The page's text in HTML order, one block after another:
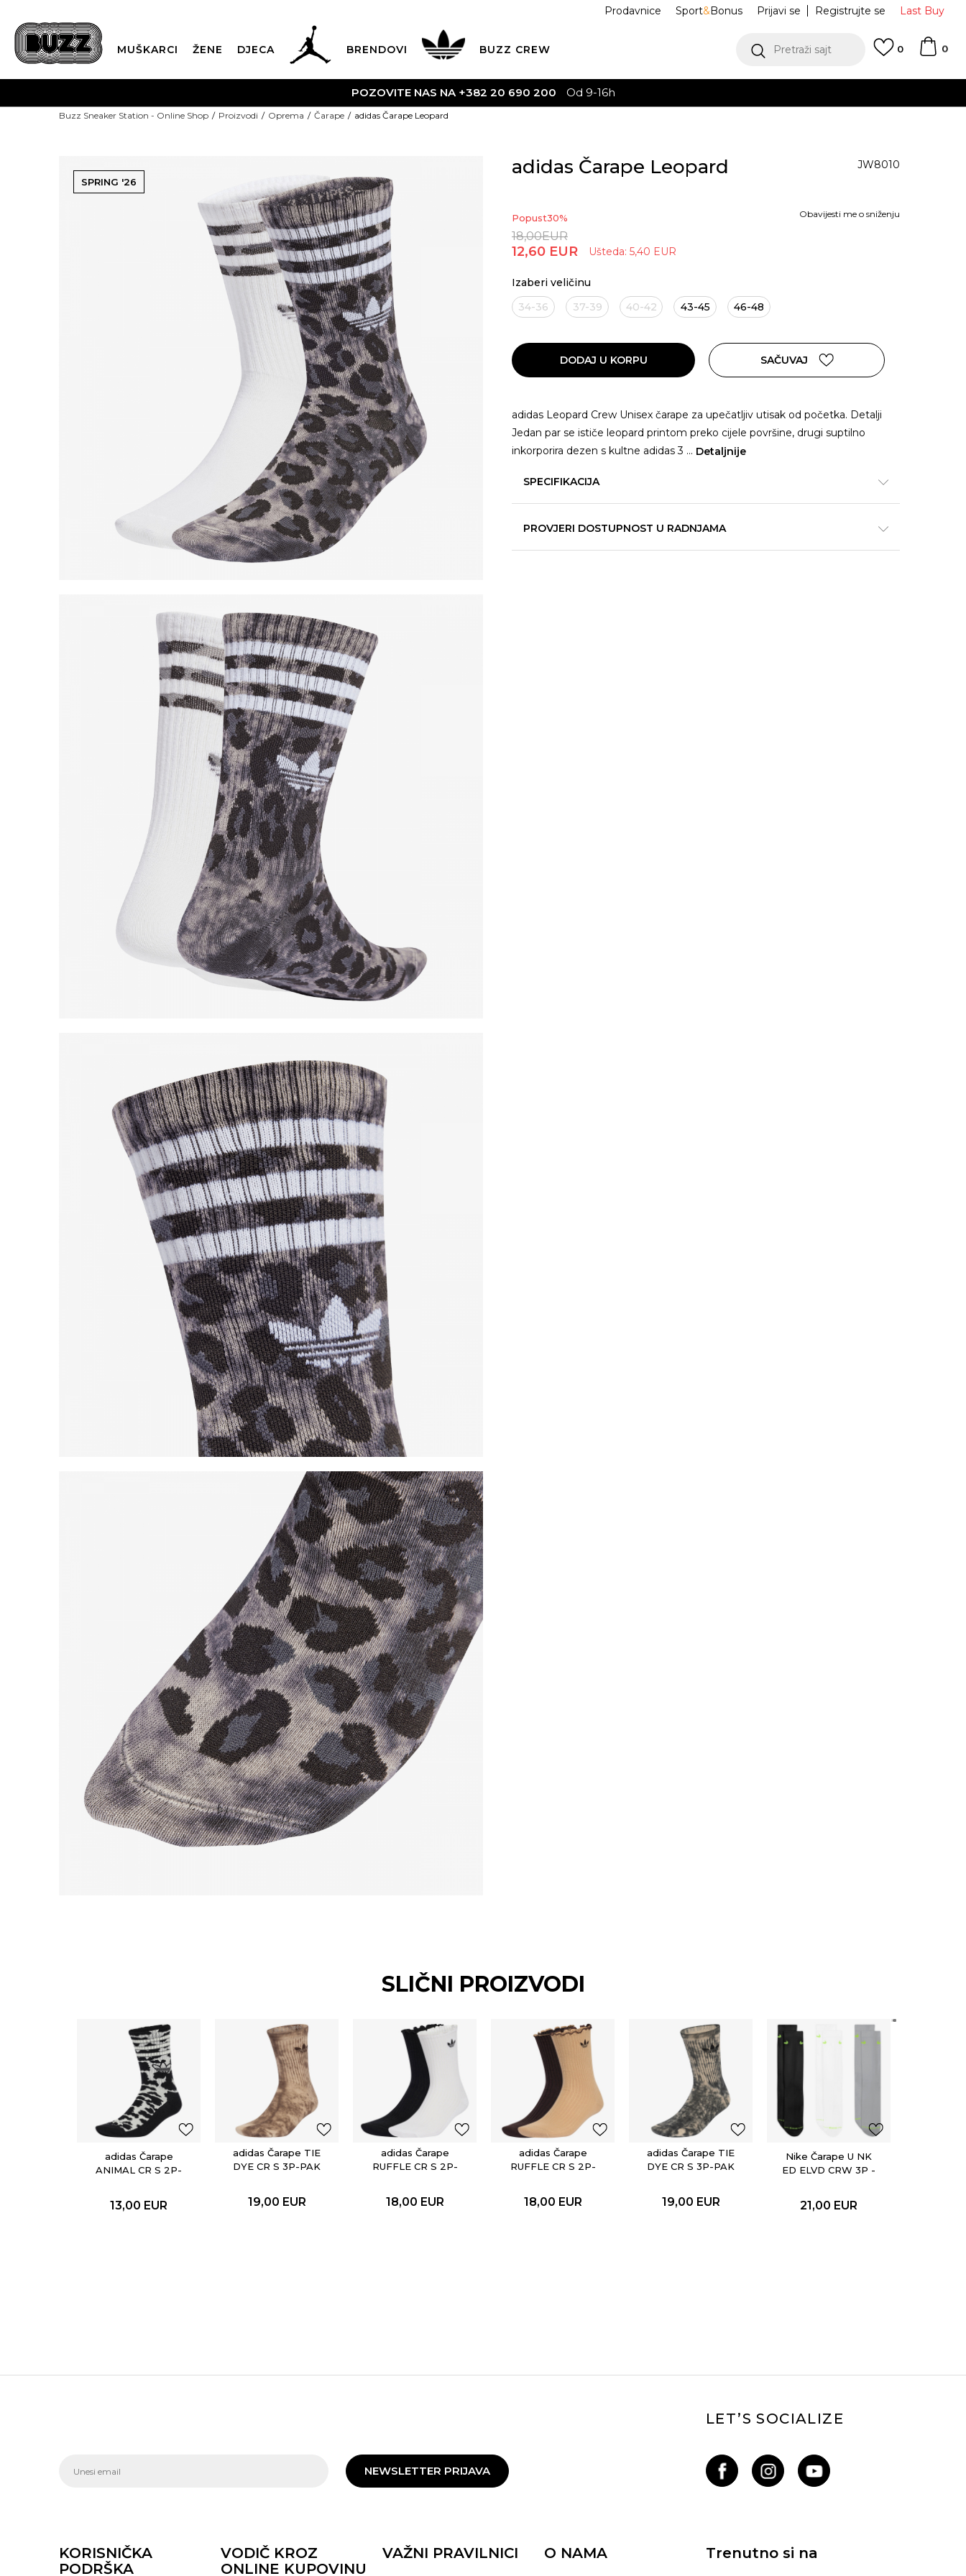
Last Buy
Prijavi se Registrujte se
Prodavnice Sport&Bonus
MUŠKARCI ŽENE DJECA BRENDOVI BUZZ CREW Pretraži sajt 0
0
POZOVITE NAS NA +382 20 690 200 Od 9-16h
Buzz Sneaker Station - Online Shop Proizvodi Oprema Čarape adidas Čarape Leopard
SPRING '26
adidas Čarape Leopard JW8010
Popust30%
18,00EUR
12,60 EUR Ušteda: 5,40 EUR
Obavijesti me o sniženju
Izaberi veličinu
34-36
37-39 40-42 43-45 46-48
DODAJ U KORPU SAČUVAJ
adidas Leopard Crew Unisex čarape za upečatljiv utisak od početka. Detalji
Jedan par se ističe leopard printom preko cijele površine, drugi suptilno
inkorporira dezen s kultne adidas 3 ... Detaljnije
SPECIFIKACIJA
PROVJERI DOSTUPNOST U RADNJAMA
SLIČNI PROIZVODI
adidas Čarape
ANIMAL CR S 2P-
13,00 EUR
adidas Čarape TIE
DYE CR S 3P-PAK
19,00 EUR
adidas Čarape
RUFFLE CR S 2P-
18,00 EUR
adidas Čarape
RUFFLE CR S 2P-
18,00 EUR
adidas Čarape TIE
DYE CR S 3P-PAK
19,00 EUR
Nike Čarape U NK
ED ELVD CRW 3P -
21,00 EUR
NEWSLETTER PRIJAVA
LET’S SOCIALIZE
KORISNIČKA
PODRŠKA
VODIČ KROZ
ONLINE KUPOVINU
VAŽNI PRAVILNICI O NAMA Trenutno si na